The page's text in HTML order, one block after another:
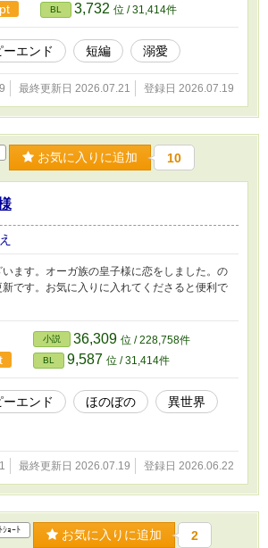
BL 3,732 位 / 31,414件
エンド 短編 溺愛
最終更新日 2026.07.21 登録日 2026.07.19
お気に入りに追加 10
ます。オーガ族の皇子様に恋をしました。の
です。お気に入りに入れてくださると便利で
小説 36,309 位 / 228,758件
BL 9,587 位 / 31,414件
エンド ほのぼの
異世界
最終更新日 2026.07.19 登録日 2026.06.22
ｼｮｰﾄ お気に入りに追加 2